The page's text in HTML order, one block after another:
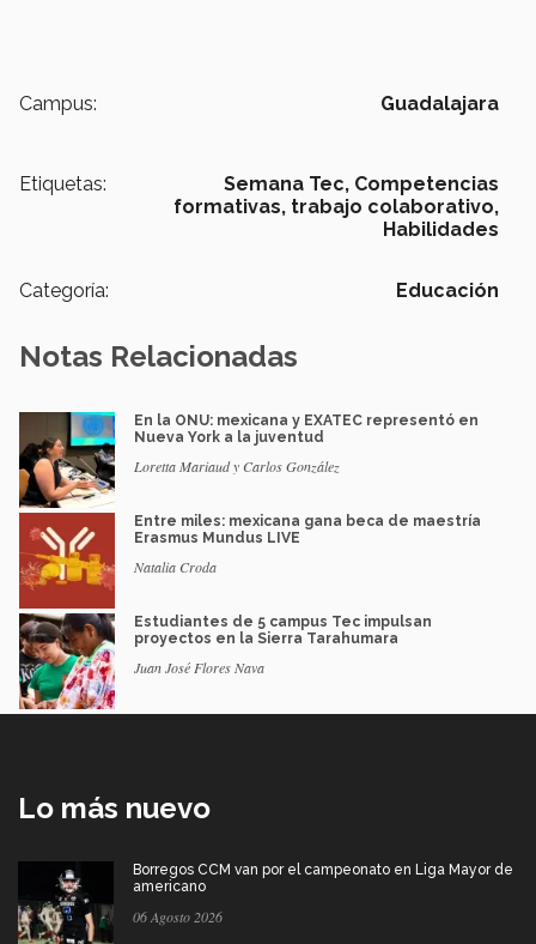
Campus: Guadalajara
Etiquetas: Semana Tec, Competencias
formativas, trabajo colaborativo,
Habilidades
Categoría: Educación
Notas Relacionadas
En la ONU: mexicana y EXATEC representó en
Nueva York a la juventud
Loretta Mariaud y Carlos González
Entre miles: mexicana gana beca de maestría
Erasmus Mundus LIVE
Natalia Croda
Estudiantes de 5 campus Tec impulsan
proyectos en la Sierra Tarahumara
Juan José Flores Nava
Lo más nuevo
Borregos CCM van por el campeonato en Liga Mayor de
americano
06 Agosto 2026